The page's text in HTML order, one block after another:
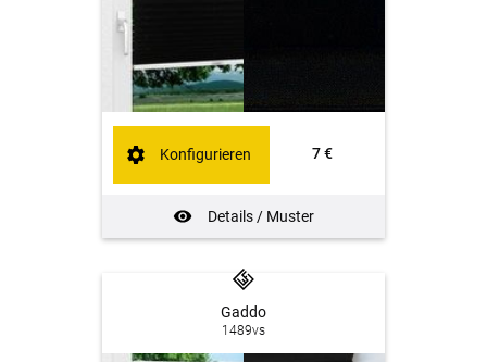
7 €
Details / Muster
Konfigurieren
Gaddo
1489vs